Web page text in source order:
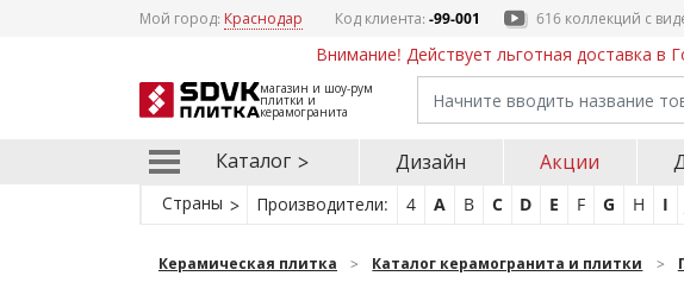
Мой город: Краснодар Код клиента:-99-001 616 коллекций с
Внимание! Действует льготная доставка в
магазин и шоу-рум
плитки и
керамогранита
Каталог Дизайн Акции
Страны Производители: 4 A B C D E F G H I
Керамическая плитка Каталог керамогранита и плитки